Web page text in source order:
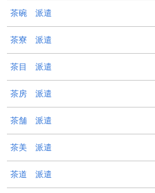
茶碗 派遣
茶寮 派遣
茶目 派遣
茶房 派遣
茶舗 派遣
茶美 派遣
茶道 派遣